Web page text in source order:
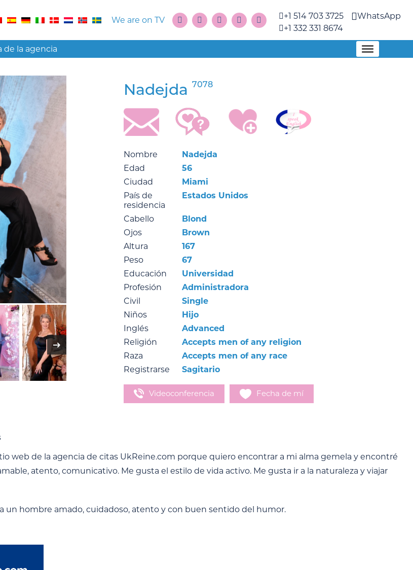
We are on TV
+1 514 703 3725
+1 332 331 8674
WhatsApp
de la agencia
Nadejda 7078
Nombre
Nadejda
Edad
56
Ciudad
Miami
País de
residencia
Estados Unidos
Cabello
Blond
Ojos
Brown
Altura
167
Peso
67
Educación
Universidad
Profesión
Administradora
Civil
Single
Niños
Hijo
Inglés
Advanced
Religión
Accepts men of any religion
Raza
Accepts men of any race
Registrarse
Sagitario
Videoconferencia Fecha de mí
web de la agencia de citas UkReine.com porque quiero encontrar a mi alma gemela y encontré
atento, comunicativo. Me gusta el estilo de vida activo. Me gusta ir a la naturaleza y viajar
un hombre amado, cuidadoso, atento y con buen sentido del humor.